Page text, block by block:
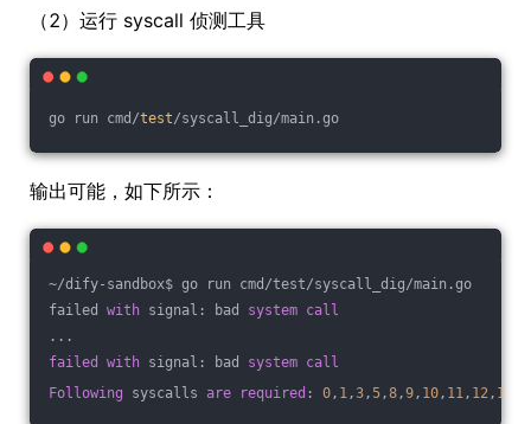
（2）运行 syscall 侦测工具
go run cmd/test/syscall_dig/main.go
输出可能，如下所示：
~/dify-sandbox$ go run cmd/test/syscall_dig/main.go
failed with signal: bad system call
...
failed
with signal: bad system call
Following syscalls are required : 0, 1,3,5,8,9, 10, 11, 12, 13